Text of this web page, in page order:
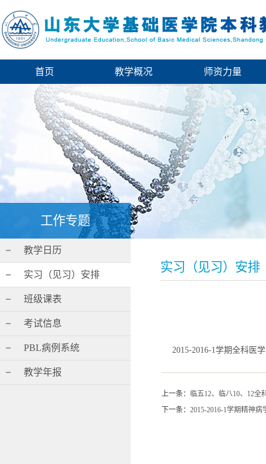
首页 教学概况 师资力量
工作专题
教学日历
实习（见习）安排
班级课表
考试信息
PBL病例系统
教学年报
实习（见习）安排
2015-2016-1学期全科医
上一条： 临五12、临八10、12全
下一条： 2015-2016-1学期精神病